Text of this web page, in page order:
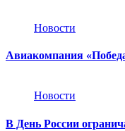
Новости
Авиакомпания
Новости
В День России